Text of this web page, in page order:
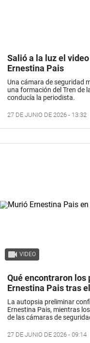
Salió a la luz el
Ernestina Pais
Una cámara de seguridad
una formación del Tren de
conducía la periodista.
27 DE JUNIO DE 2026 - 13:32
VIDEO
Qué encontraron los
Ernestina Pais tras
La autopsia preliminar
Ernestina Pais, mientras
de las cámaras de
27 DE JUNIO DE 2026 - 09:14